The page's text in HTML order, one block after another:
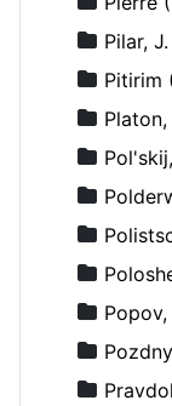
Pilar, J.
Pitirim